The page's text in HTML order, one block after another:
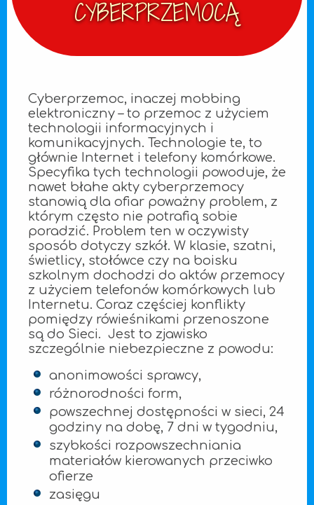
CYBERPRZEMOCĄ
Cyberprzemoc, inaczej mobbing
elektroniczny – to przemoc z użyciem
technologii informacyjnych i
komunikacyjnych. Technologie te, to
głównie Internet i telefony komórkowe.
Specyfika tych technologii powoduje, że
nawet błahe akty cyberprzemocy
stanowią dla ofiar poważny problem, z
którym często nie potrafią sobie
poradzić. Problem ten w oczywisty
sposób dotyczy szkół. W klasie, szatni,
świetlicy, stołówce czy na boisku
szkolnym dochodzi do aktów przemocy
z użyciem telefonów komórkowych lub
Internetu. Coraz częściej konflikty
pomiędzy rówieśnikami przenoszone
są do Sieci. Jest to zjawisko
szczególnie niebezpieczne z powodu:
anonimowości sprawcy,
różnorodności form,
powszechnej dostępności w sieci, 24
godziny na dobę, 7 dni w tygodniu,
szybkości rozpowszechniania
materiałów kierowanych przeciwko
ofierze
zasięgu